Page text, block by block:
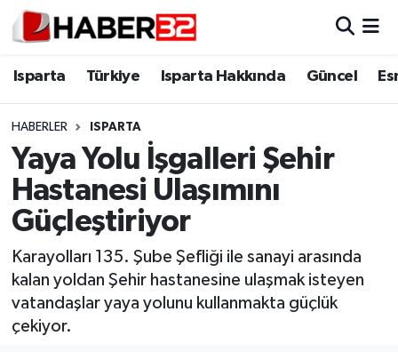
Isparta Türkiye Isparta Hakkında Güncel
HABERLER ISPARTA
Yaya Yolu İşgalleri Şehir
Hastanesi Ulaşımını
Güçleştiriyor
Karayolları 135. Şube Şefliği ile sanayi arasında
kalan yoldan Şehir hastanesine ulaşmak isteyen
vatandaşlar yaya yolunu kullanmakta güçlük
çekiyor.
Isparta
Esnaf Diyor ki;
ASAYİŞ
BİLİM VE TEKNOLOJİ
EĞİTİM
Isparta Nöbetçi Eczaneler
Isparta Trafik Yoğunluk Haritası
Süper Lig Puan Durumu ve Fikstür
Tüm Manşetler
Son Dakika Haberleri